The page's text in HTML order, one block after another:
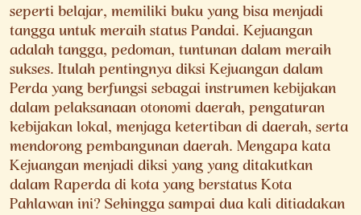
seperti belajar, memiliki buku yang bisa menjadi
tangga untuk meraih status Pandai. Kejuangan
adalah tangga, pedoman, tuntunan dalam meraih
sukses. Itulah pentingnya diksi Kejuangan dalam
Perda yang berfungsi sebagai instrumen kebijakan
dalam pelaksanaan otonomi daerah, pengaturan
kebijakan lokal, menjaga ketertiban di daerah, serta
mendorong pembangunan daerah. Mengapa kata
Kejuangan menjadi diksi yang yang ditakutkan
dalam Raperda di kota yang berstatus Kota
Pahlawan ini? Sehingga sampai dua kali ditiadakan